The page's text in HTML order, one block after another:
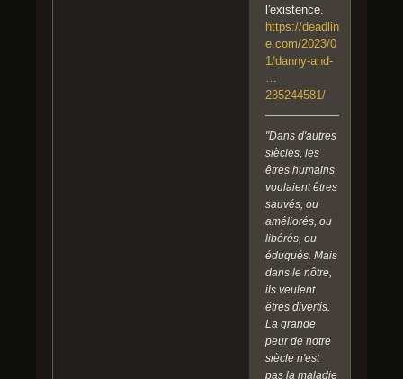
l'existence.
https://deadlin
e.com/2023/0
1/danny-and-
235244581/
"Dans d'autres
siècles, les
êtres humains
voulaient êtres
sauvés, ou
améliorés, ou
libérés, ou
éduqués. Mais
dans le nôtre,
ils veulent
êtres divertis.
La grande
peur de notre
siècle n'est
pas la maladie